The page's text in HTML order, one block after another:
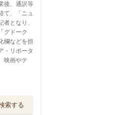
後、通訳等
て、「ニュ
者となり、
グドーク
欄などを担
・リポータ
映画やテ
索する
るため...